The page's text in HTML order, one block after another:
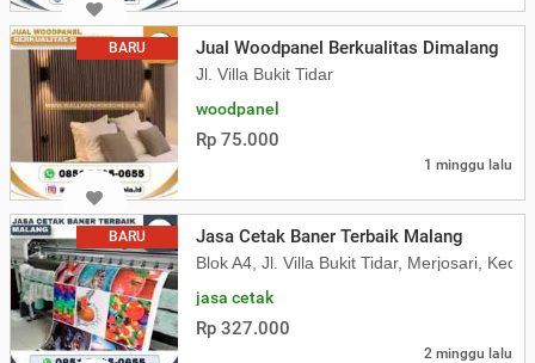
BARU Jual Woodpanel Berkualitas Dimalang
Jl. Villa Bukit Tidar
woodpanel
Rp 75.000
1 minggu lalu
BARU Jasa Cetak Baner Terbaik Malang
Blok A4, Jl. Villa Bukit Tidar, Merjosari, Kec.
jasa cetak
Rp 327.000
2 minggu lalu